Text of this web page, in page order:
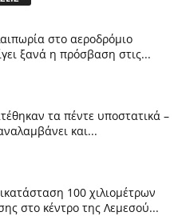
στο αεροδρόμιο
ξανά η πρόσβαση στις...
τα πέντε υποστατικά –
και...
100 χιλιομέτρων
στο κέντρο της Λεμεσού...